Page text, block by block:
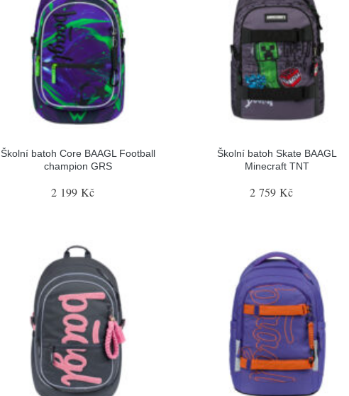
Školní batoh Core BAAGL Football
champion GRS
2 199 Kč
Školní batoh Skate BAAGL
Minecraft TNT
2 759 Kč